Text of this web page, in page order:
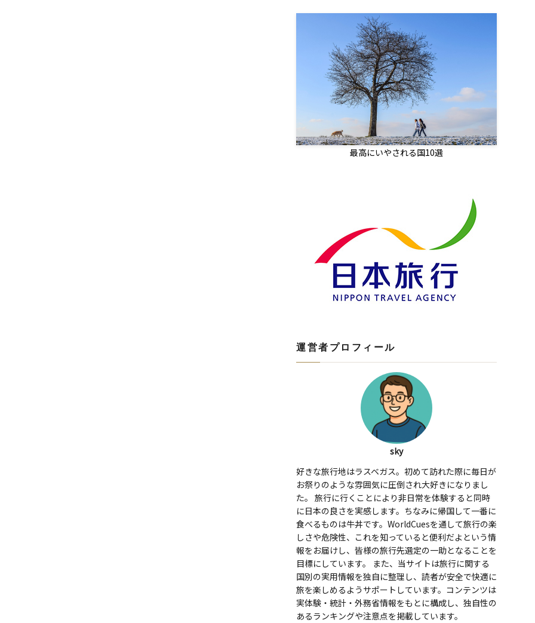
最高にいやされる国10選
運営者プロフィール
sky
好きな旅行地はラスベガス。初めて訪れた際に毎日が
お祭りのような雰囲気に圧倒され大好きになりまし
た。 旅行に行くことにより非日常を体験すると同時
に日本の良さを実感します。ちなみに帰国して一番に
食べるものは牛丼です。WorldCuesを通して旅行の楽
しさや危険性、これを知っていると便利だよという情
報をお届けし、皆様の旅行先選定の一助となることを
目標にしています。 また、当サイトは旅行に関する
国別の実用情報を独自に整理し、読者が安全で快適に
旅を楽しめるようサポートしています。コンテンツは
実体験・統計・外務省情報をもとに構成し、独自性の
あるランキングや注意点を掲載しています。